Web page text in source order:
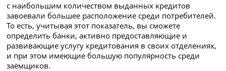
с наибольшим количеством выданных кредитов
завоевали большее расположение среди потребителей.
То есть, учитывая этот показатель, вы сможете
определить банки, активно предоставляющие и
развивающие услугу кредитования в своих отделениях,
и при этом имеющие большую популярность среди
заёмщиков.